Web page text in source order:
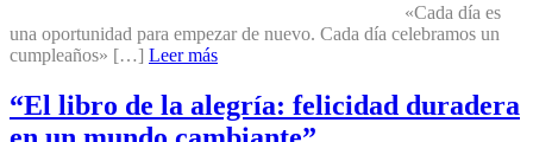
«Cada día es
una oportunidad para empezar de nuevo. Cada día celebramos un
cumpleaños» […] Leer más
“El libro de la alegría: felicidad duradera